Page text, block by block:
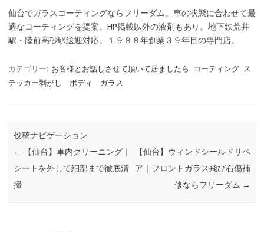
仙台でガラスコーティングならフリーダム。車の状態に合わせて最
適なコーティングを提案。HP掲載以外の液剤もあり。地下鉄荒井
駅・陸前高砂駅送迎対応。１９８８年創業３９年目の専門店。
カテゴリー: お客様とお話しさせて頂いて居ましたら コーティング
ス
テッカー剥がし ボディ ガラス
投稿ナビゲーション
←
【仙台】車内クリーニング｜
シートを外して細部まで徹底清
掃
【仙台】ウィンドシールドリペ
ア｜フロントガラス飛び石傷補
修ならフリーダム →